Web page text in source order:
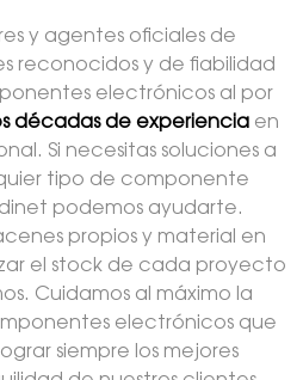
y agentes oficiales de
reconocidos y de fiabilidad
electrónicos al por
décadas de experienciaen
Si necesitas soluciones a
tipo de componente
podemos ayudarte.
propios y material en
el stock de cada proyecto
Cuidamos al máximo la
electrónicos que
siempre los mejores